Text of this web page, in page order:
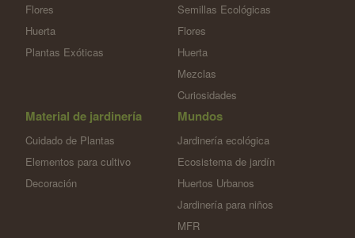
Flores
Huerta
Plantas Exóticas
Semillas Ecológicas
Flores
Huerta
Mezclas
Curiosidades
Material de jardinería
Cuidado de Plantas
Elementos para cultivo
Decoración
Mundos
Jardinería ecológica
Ecosistema de jardín
Huertos Urbanos
Jardinería para niños
MFR